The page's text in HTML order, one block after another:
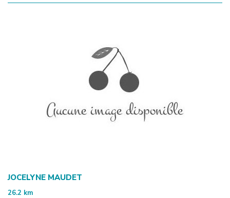
JOCELYNE MAUDET
26.2 km